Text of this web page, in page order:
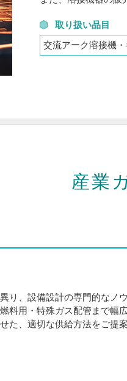
取り扱い品目
交流アーク溶接機
産業
り、設備設計の専門的な
料用・特殊ガス配管まで幅
た、適切な供給方法をご提